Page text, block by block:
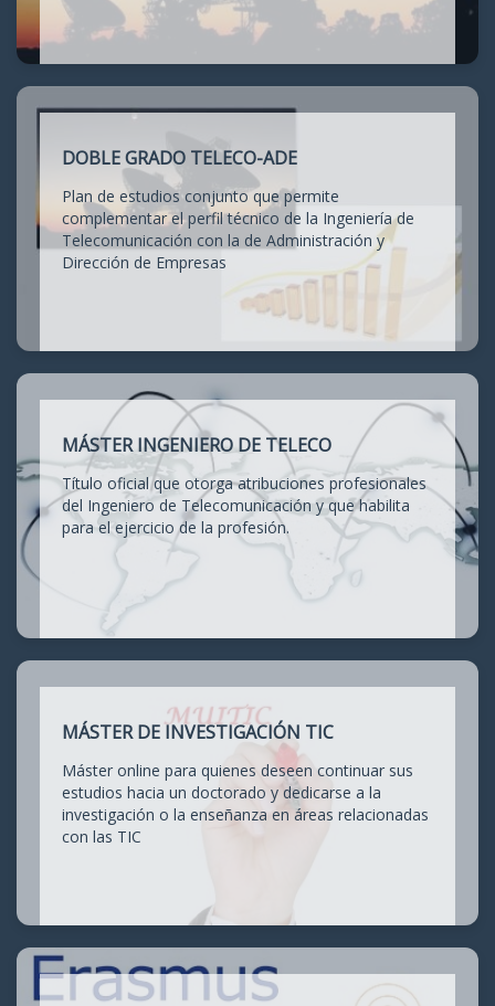
DOBLE GRADO TELECO-ADE
Plan de estudios conjunto que permite
complementar el perfil técnico de la Ingeniería de
Telecomunicación con la de Administración y
Dirección de Empresas
MÁSTER INGENIERO DE TELECO
Título oficial que otorga atribuciones profesionales
del Ingeniero de Telecomunicación y que habilita
para el ejercicio de la profesión.
MÁSTER DE INVESTIGACIÓN TIC
Máster online para quienes deseen continuar sus
estudios hacia un doctorado y dedicarse a la
investigación o la enseñanza en áreas relacionadas
con las TIC